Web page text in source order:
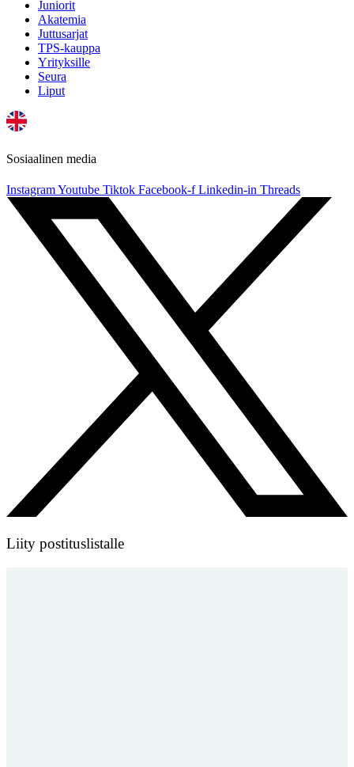
Juniorit
Akatemia
Juttusarjat
TPS-kauppa
Yrityksille
Seura
Liput
Sosiaalinen media
InstagramYoutube Tiktok Facebook-f Linkedin-in Threads
Liity postituslistalle